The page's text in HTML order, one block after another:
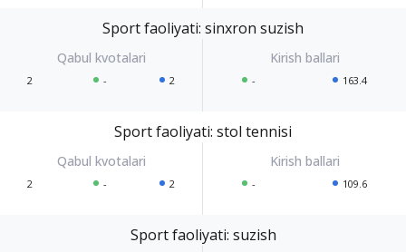
Sport faoliyati: sinxron suzish
2 - 2 - 163.4
Sport faoliyati: stol tennisi
2 - 2 - 109.6
Sport faoliyati: suzish